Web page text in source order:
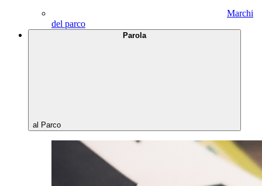
Marchi
del parco
Parola
al Parco